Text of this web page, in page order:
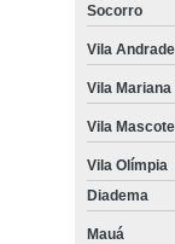
Socorro
Vila Andrade
Vila Mariana
Vila Mascote
Vila Olímpia
Diadema
Mauá